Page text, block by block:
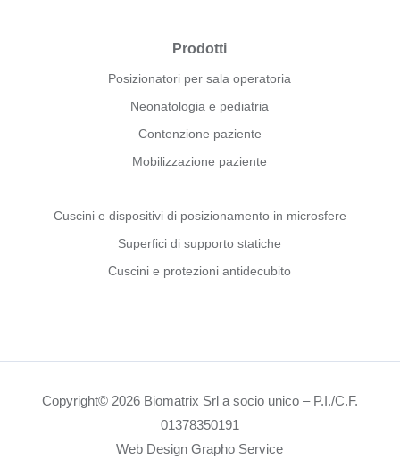
Prodotti
Posizionatori per sala operatoria
Neonatologia e pediatria
Contenzione paziente
Mobilizzazione paziente
Cuscini e dispositivi di posizionamento in microsfere
Superfici di supporto statiche
Cuscini e protezioni antidecubito
Copyright© 2026 Biomatrix Srl a socio unico – P.I./C.F.
01378350191
Web Design Grapho Service